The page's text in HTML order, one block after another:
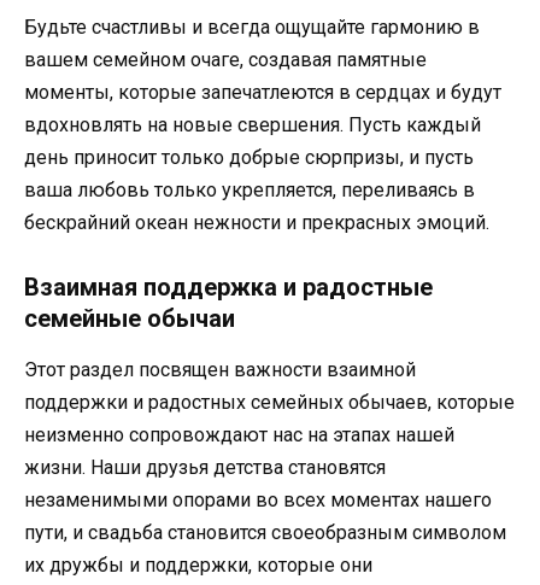
Будьте счастливы и всегда ощущайте гармонию в
вашем семейном очаге, создавая памятные
моменты, которые запечатлеются в сердцах и будут
вдохновлять на новые свершения. Пусть каждый
день приносит только добрые сюрпризы, и пусть
ваша любовь только укрепляется, переливаясь в
бескрайний океан нежности и прекрасных эмоций.
Взаимная поддержка и радостные
семейные обычаи
Этот раздел посвящен важности взаимной
поддержки и радостных семейных обычаев, которые
неизменно сопровождают нас на этапах нашей
жизни. Наши друзья детства становятся
незаменимыми опорами во всех моментах нашего
пути, и свадьба становится своеобразным символом
их дружбы и поддержки, которые они